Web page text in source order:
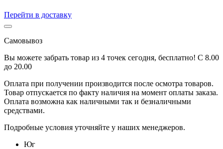
Перейти в доставку
Самовывоз
Вы можете забрать товар из 4 точек сегодня, бесплатно! С 8.00
до 20.00
Оплата при получении производится после осмотра товаров.
Товар отпускается по факту наличия на момент оплаты заказа.
Оплата возможна как наличными так и безналичными
средствами.
Подробные условия уточняйте у наших менеджеров.
Юг